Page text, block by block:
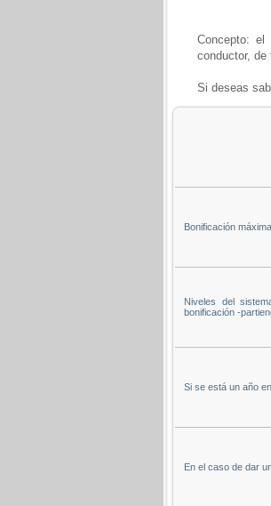
Concepto: el
conductor, de
Si deseas
Bonificación máxima
Niveles del
bonificación -
Si se está un año
En el caso de dar